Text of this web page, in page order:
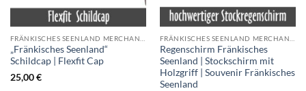
„Fränkisches Seenland“
Schildcap | Flexfit Cap
25,00€
Regenschirm Fränkisches
Seenland | Stockschirm mit
Holzgriff | Souvenir Fränkisches
Seenland